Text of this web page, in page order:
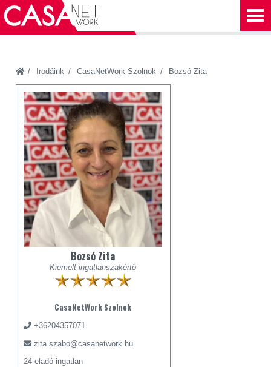
Irodáink CasaNetWork Szolnok Bozsó Zita
Bozsó Zita
Kiemelt ingatlanszakértő
CasaNetWork Szolnok
+36204357071
zita.szabo@casanetwork.hu
24 eladó ingatlan